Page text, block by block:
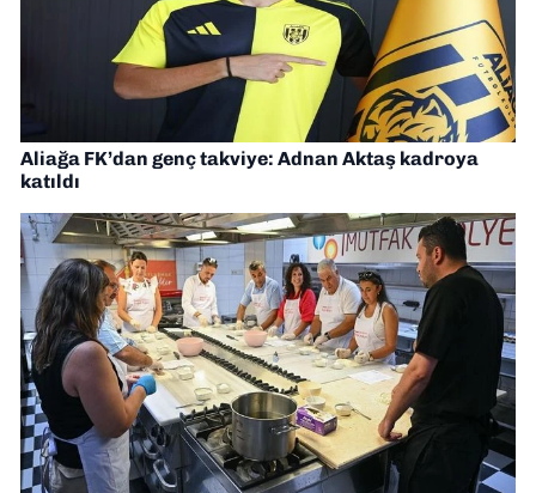
Aliağa FK’dan genç takviye: Adnan Aktaş kadroya
katıldı